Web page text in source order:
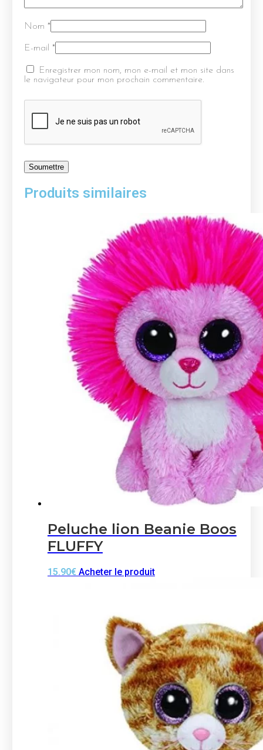
Nom *
E-mail *
Enregistrer mon nom, mon e-mail et mon site dans
le navigateur pour mon prochain commentaire.
Produits similaires
Peluche lion Beanie Boos
FLUFFY
15.90€ Acheter le produit